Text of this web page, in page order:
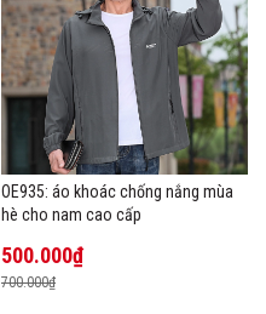
OE935: áo khoác chống nắng mùa
hè cho nam cao cấp
500.000₫
700.000₫